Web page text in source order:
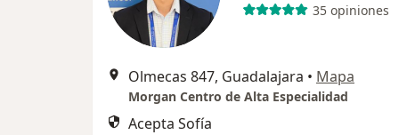
35 opiniones
Olmecas 847, Guadalajara • Mapa
Morgan Centro de Alta Especialidad
Acepta Sofía